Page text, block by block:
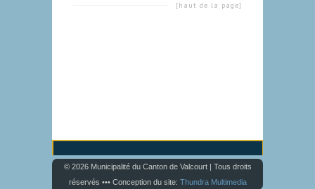
[haut de la page]
© 2026 Municipalité du Canton de Valcourt | Tous droits
réservés ••• Conception du site: Thundra Multimedia